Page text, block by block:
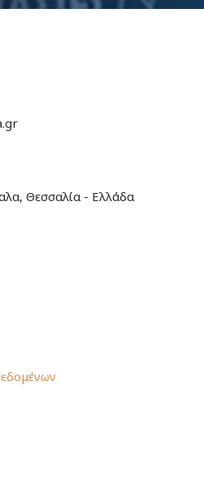
Θεσσαλία - Ελλάδα